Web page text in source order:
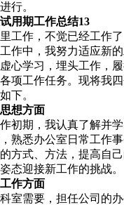
行。
用期工作总结13
工作，不觉已经工作
作中，我努力适应新
心学习，埋头工作，
项工作任务。现将我
下。
想方面
初期，我认真了解并
熟悉办公室日常工作
方式、方法，提高自
态迎接新工作的挑战。
作方面
室需要，担任公司的办